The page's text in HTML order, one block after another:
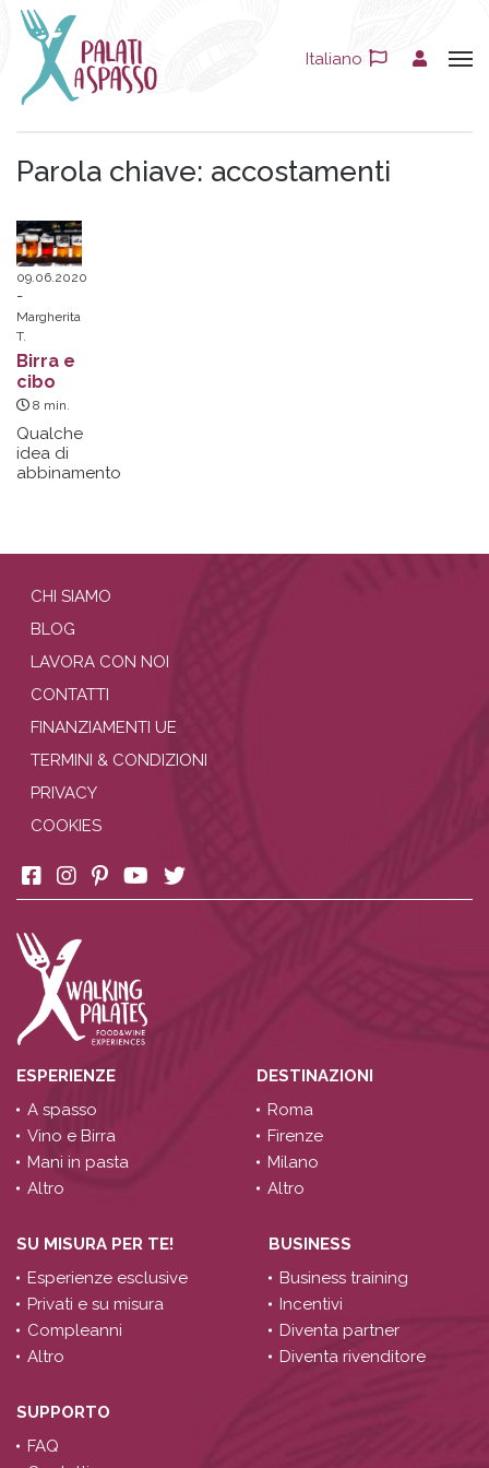
Italiano
Parola chiave: accostamenti
09.06.2020
Margherita
T.
Birra e
cibo
8 min.
Qualche
idea di
abbinamento
CHI SIAMO
BLOG
LAVORA CON NOI
CONTATTI
FINANZIAMENTI UE
TERMINI & CONDIZIONI
PRIVACY
COOKIES
ESPERIENZE
A spasso
Vino e Birra
Mani in pasta
Altro
DESTINAZIONI
Roma
Firenze
Milano
Altro
SU MISURA PER TE!
Esperienze esclusive
Privati e su misura
Compleanni
Altro
BUSINESS
Business training
Incentivi
Diventa partner
Diventa rivenditore
SUPPORTO
FAQ